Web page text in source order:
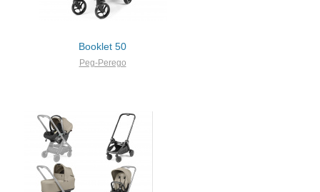
Booklet 50
Peg-Perego